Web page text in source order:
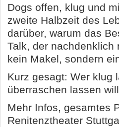
Dogs offen, klug und
zweite Halbzeit des
darüber, warum das
Talk, der
kein Makel, sondern
Kurz gesagt: Wer klug
überraschen lassen
Mehr Infos, gesamtes
Renitenztheater